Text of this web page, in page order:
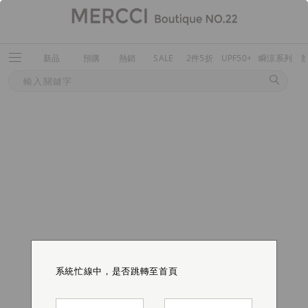
新品 預購 熱銷 SALE 2件5折 UPF50+ 瞬涼系列
系統忙線中，是否跳轉至首頁
系統忙線中，是否跳轉至首頁
系統忙線中，是否跳轉至首頁
系統忙線中，是否跳轉至首頁
系統忙線中，是否跳轉至首頁